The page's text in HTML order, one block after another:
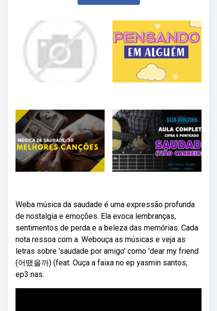
Weba música da saudade é uma expressão profunda
de nostalgia e emoções. Ela evoca lembranças,
sentimentos de perda e a beleza das memórias. Cada
nota ressoa com a. Webouça as músicas e veja as
letras sobre 'saudade por amigo' como 'dear my friend
(어땠을까) (feat. Ouça a faixa no ep yasmin santos,
ep3 nas.